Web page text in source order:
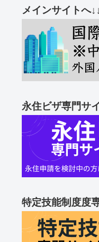
メインサイトへ
永住ビザ専門サ
特定技能制度度